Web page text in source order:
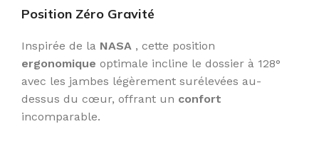
Position Zéro Gravité
Inspirée de la NASA , cette position
ergonomique optimale incline le dossier à 128°
avec les jambes légèrement surélevées au-
dessus du cœur, offrant un confort
incomparable.